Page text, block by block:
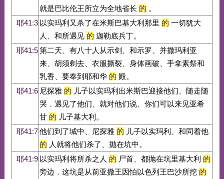
就是巴比伦王所立为全地省长 的 。
耶41:3 以实玛利又杀了在米斯巴基大利那里 的 一切犹大
人、和所遇见 的 迦勒底兵丁。
耶41:5第二天、有八十人从示剑、和示罗、并撒玛利亚
来、胡须剃去、衣服撕裂、身体画破、手拿素祭和
乳香、要奉到耶和华 的 殿。
耶41:6 尼探雅 的 儿子以实玛利出米斯巴迎接他们、随走随
哭．遇见了他们、就对他们说、你们可以来见亚希
甘 的 儿子基大利。
耶41:7他们到了城中、尼探雅 的 儿子以实玛利、和同着他
的 人就将他们杀了、抛在坑中。
耶41:9 以实玛利将所杀之人 的 尸首、都抛在坑里基大利 的
旁边．这坑是从前亚撒王因怕以色列王巴沙所挖 的